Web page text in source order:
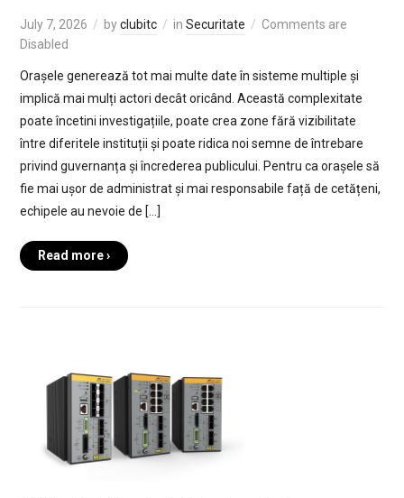
July 7, 2026 byclubitc in Securitate
Comments are
Disabled
Orașele generează tot mai multe date în sisteme multiple și
implică mai mulți actori decât oricând. Această complexitate
poate încetini investigațiile, poate crea zone fără vizibilitate
între diferitele instituții și poate ridica noi semne de întrebare
privind guvernanța și încrederea publicului. Pentru ca orașele să
fie mai ușor de administrat și mai responsabile față de cetățeni,
echipele au nevoie de […]
Read more ›